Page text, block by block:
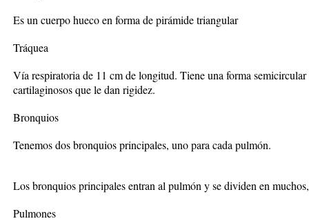
Es un cuerpo hueco en forma de pirámide triangular
Tráquea
Vía respiratoria de 11 cm de longitud. Tiene una forma
cartilaginosos que le dan rigidez.
Bronquios
Tenemos dos bronquios principales, uno para cada pulmón.
Los bronquios principales entran al pulmón y se dividen en
Pulmones